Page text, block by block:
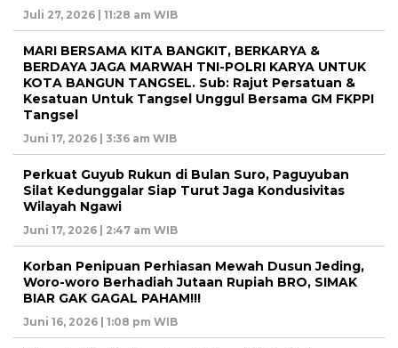
Juli 27, 2026 | 11:28 am WIB
MARI BERSAMA KITA BANGKIT, BERKARYA &
BERDAYA JAGA MARWAH TNI-POLRI KARYA UNTUK
KOTA BANGUN TANGSEL. Sub: Rajut Persatuan &
Kesatuan Untuk Tangsel Unggul Bersama GM FKPPI
Tangsel
Juni 17, 2026 | 3:36 am WIB
Perkuat Guyub Rukun di Bulan Suro, Paguyuban
Silat Kedunggalar Siap Turut Jaga Kondusivitas
Wilayah Ngawi
Juni 17, 2026 | 2:47 am WIB
Korban Penipuan Perhiasan Mewah Dusun Jeding,
Woro-woro Berhadiah Jutaan Rupiah BRO, SIMAK
BIAR GAK GAGAL PAHAM!!!
Juni 16, 2026 | 1:08 pm WIB